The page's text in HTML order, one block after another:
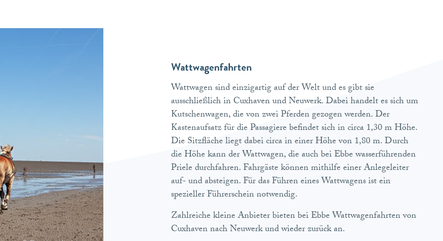
Wattwagenfahrten
Wattwagen sind einzigartig auf der Welt und es gibt sie
ausschließlich in Cuxhaven und Neuwerk. Dabei handelt es sich um
Kutschenwagen, die von zwei Pferden gezogen werden. Der
Kastenaufsatz für die Passagiere befindet sich in circa 1,30 m Höhe.
Die Sitzfläche liegt dabei circa in einer Höhe von 1,80 m. Durch
die Höhe kann der Wattwagen, die auch bei Ebbe wasserführenden
Priele durchfahren. Fahrgäste können mithilfe einer Anlegeleiter
auf- und absteigen. Für das Führen eines Wattwagens ist ein
spezieller Führerschein notwendig.
Zahlreiche kleine Anbieter bieten bei Ebbe Wattwagenfahrten von
Cuxhaven nach Neuwerk und wieder zurück an.